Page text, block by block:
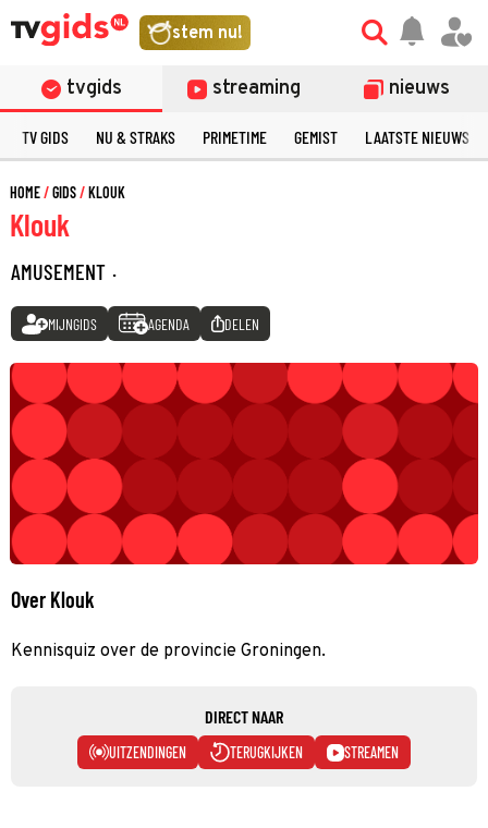
stem nu!
tvgids streaming nieuws
TV GIDS NU & STRAKS PRIMETIME GEMIST LAATSTE NIEUWS
HOME GIDS KLOUK
Klouk
AMUSEMENT ·
MIJNGIDS AGENDA DELEN
Over Klouk
Kennisquiz over de provincie Groningen.
DIRECT NAAR
UITZENDINGEN TERUGKIJKEN STREAMEN